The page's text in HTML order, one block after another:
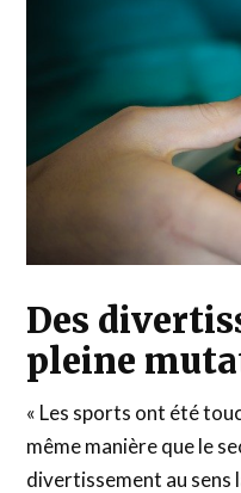
Des
pleine
« Les sports ont été
même manière que le
divertissement au sens